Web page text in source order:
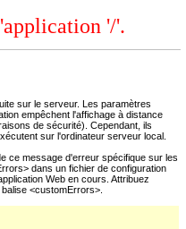
'/'.
sur le serveur. Les paramètres
empêchent l'affichage à distance
de sécurité). Cependant, ils
sur l'ordinateur serveur local.
ce message d'erreur spécifique sur les
dans un fichier de configuration
Web en cours. Attribuez
<customErrors>.